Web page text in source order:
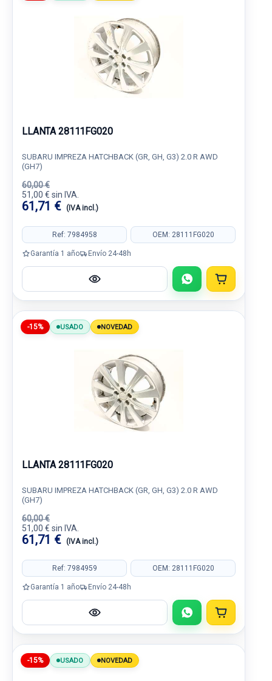
LLANTA 28111FG020
SUBARU IMPREZA HATCHBACK (GR, GH, G3) 2.0 R AWD
(GH7)
60,00 €
51,00 € sin IVA.
61,71 € (IVA incl.)
Ref: 7984958 OEM: 28111FG020
Garantía 1 año Envío 24-48h
-15% USADO NOVEDAD
LLANTA 28111FG020
SUBARU IMPREZA HATCHBACK (GR, GH, G3) 2.0 R AWD
(GH7)
60,00 €
51,00 € sin IVA.
61,71 € (IVA incl.)
Ref: 7984959 OEM: 28111FG020
Garantía 1 año Envío 24-48h
-15% USADO NOVEDAD